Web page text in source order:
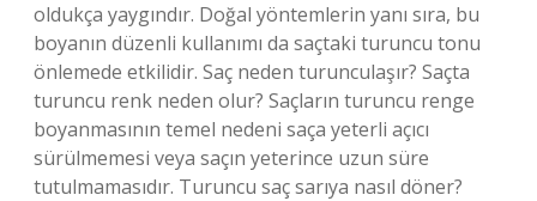
oldukça yaygındır. Doğal yöntemlerin yanı sıra, bu
boyanın düzenli kullanımı da saçtaki turuncu tonu
önlemede etkilidir. Saç neden turunculaşır? Saçta
turuncu renk neden olur? Saçların turuncu renge
boyanmasının temel nedeni saça yeterli açıcı
sürülmemesi veya saçın yeterince uzun süre
tutulmamasıdır. Turuncu saç sarıya nasıl döner?